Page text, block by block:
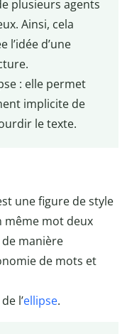
plusieurs agents
Ainsi, cela
l’idée d’une
: elle permet
implicite de
le texte.
une figure de style
même mot deux
manière
de mots et
l’ellipse.